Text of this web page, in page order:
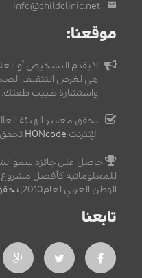
info@childclinic.net
موقعنا:
لا يقدم التشخيص أو
هي لغرض التثقيف
واستشارة طبيب طفلك.
يحقق معايير الهيئة
الإنترنت HONcode
حاصل على جائزة سمو
للمعلوماتية كأفضل
الوطن العربي لعام2010,
تابعنا